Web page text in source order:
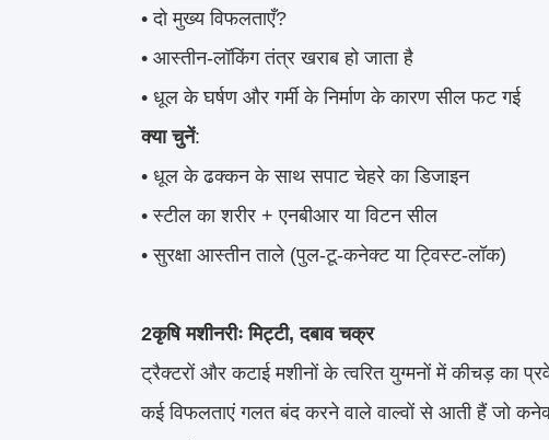
• दो मुख्य विफलताएँ?
• आस्तीन-लॉकिंग तंत्र खराब हो जाता है
• धूल के घर्षण और गर्मी के निर्माण के कारण सील फट गई
क्या चुनें:
• धूल के ढक्कन के साथ सपाट चेहरे का डिजाइन
• स्टील का शरीर + एनबीआर या विटन सील
• सुरक्षा आस्तीन ताले (पुल-टू-कनेक्ट या ट्विस्ट-लॉक)
2कृषि मशीनरीः मिट्टी, दबाव चक्र
ट्रैक्टरों और कटाई मशीनों के त्वरित युग्मनों में कीचड़ का
कई विफलताएं गलत बंद करने वाले वाल्वों से आती हैं जो